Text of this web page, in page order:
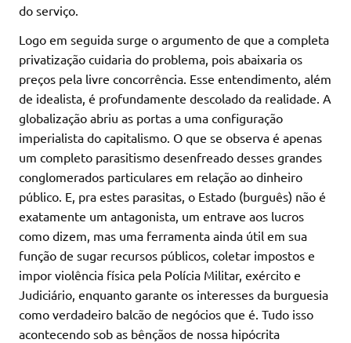
do serviço.
Logo em seguida surge o argumento de que a completa
privatização cuidaria do problema, pois abaixaria os
preços pela livre concorrência. Esse entendimento, além
de idealista, é profundamente descolado da realidade. A
globalização abriu as portas a uma configuração
imperialista do capitalismo. O que se observa é apenas
um completo parasitismo desenfreado desses grandes
conglomerados particulares em relação ao dinheiro
público. E, pra estes parasitas, o Estado (burguês) não é
exatamente um antagonista, um entrave aos lucros
como dizem, mas uma ferramenta ainda útil em sua
função de sugar recursos públicos, coletar impostos e
impor violência física pela Polícia Militar, exército e
Judiciário, enquanto garante os interesses da burguesia
como verdadeiro balcão de negócios que é. Tudo isso
acontecendo sob as bênçãos de nossa hipócrita